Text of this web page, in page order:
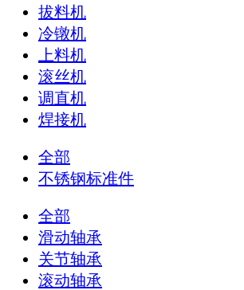
拔料机
冷镦机
上料机
滚丝机
调直机
焊接机
全部
不锈钢标准件
全部
滑动轴承
关节轴承
滚动轴承